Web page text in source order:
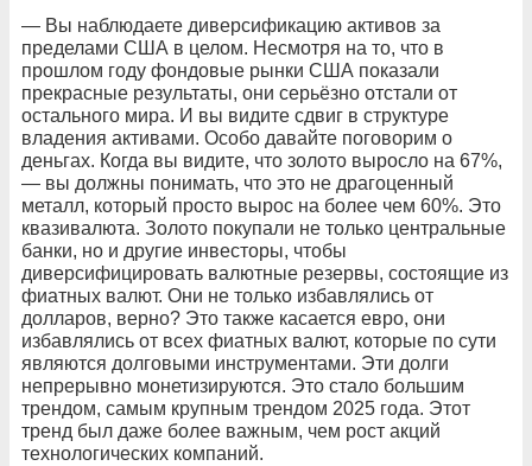
— Вы наблюдаете диверсификацию активов за
пределами США в целом. Несмотря на то, что в
прошлом году фондовые рынки США показали
прекрасные результаты, они серьёзно отстали от
остального мира. И вы видите сдвиг в структуре
владения активами. Особо давайте поговорим о
деньгах. Когда вы видите, что золото выросло на 67%,
— вы должны понимать, что это не драгоценный
металл, который просто вырос на более чем 60%. Это
квазивалюта. Золото покупали не только центральные
банки, но и другие инвесторы, чтобы
диверсифицировать валютные резервы, состоящие из
фиатных валют. Они не только избавлялись от
долларов, верно? Это также касается евро, они
избавлялись от всех фиатных валют, которые по сути
являются долговыми инструментами. Эти долги
непрерывно монетизируются. Это стало большим
трендом, самым крупным трендом 2025 года. Этот
тренд был даже более важным, чем рост акций
технологических компаний.